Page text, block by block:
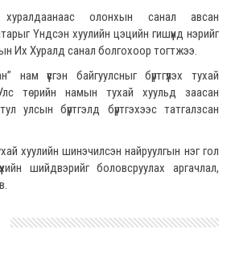
олонхын санал авсан
Үндсэн хуулийн цэцийн гишүүнд нэрийг
Их Хуралд санал болгохоор тогтжээ.
нам үүсгэн байгуулсныг бүртгүүлэх тухай
төрийн намын тухай хуульд заасан
улсын бүртгэлд бүртгэхээс татгалзсан
хуулийн шинэчилсэн найруулгын нэг гол
шийдвэрийг боловсруулах аргачлал,